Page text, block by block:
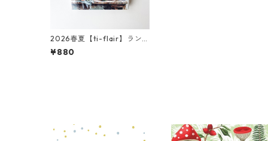
2026春夏【ti-flair】ラン
チサイズ ペーパーナプキン
Rustic Country Kitchen グ
¥880